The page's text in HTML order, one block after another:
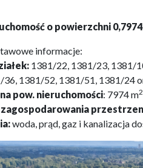
o powierzchni
informacje:
1381/22, 1381/23, 1381/
36, 1381/52, 1381/51, 1381/24
pow. nieruchomości: 7974 m2
zagospodarowania
woda, prąd, gaz i kanalizacja